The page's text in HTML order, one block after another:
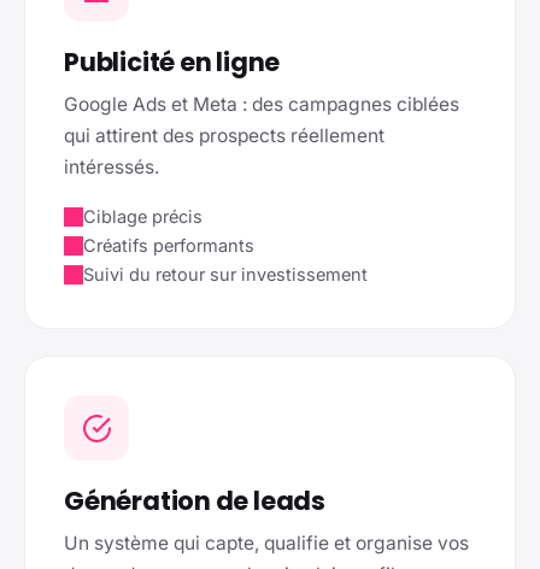
Publicité en ligne
Google Ads et Meta : des campagnes ciblées
qui attirent des prospects réellement
intéressés.
Ciblage précis
Créatifs performants
Suivi du retour sur investissement
Génération de leads
Un système qui capte, qualifie et organise vos